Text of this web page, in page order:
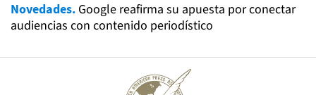
Novedades. Google reafirma su apuesta por conectar
audiencias con contenido periodístico